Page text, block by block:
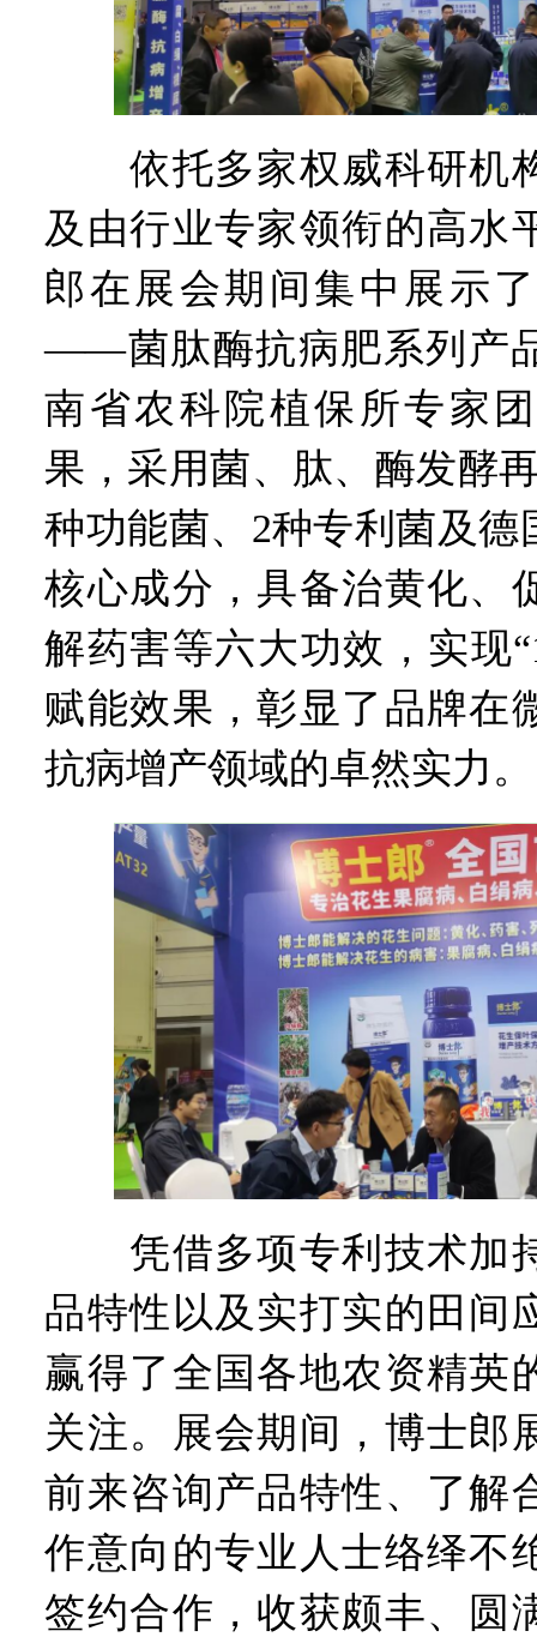
依托多家权威科研机
及由行业专家领衔的高水
郎在展会期间集中展示
——菌肽酶抗病肥系列产
南省农科院植保所专家
果，采用菌、肽、酶发酵
种功能菌、2种专利菌及德
核心成分，具备治黄化、
解药害等六大功效，实现
赋能效果，彰显了品牌在
抗病增产领域的卓然实力。
凭借多项专利技术加
品特性以及实打实的田间
赢得了全国各地农资精英
关注。展会期间，博士郎
前来咨询产品特性、了解
作意向的专业人士络绎不
签约合作，收获颇丰、圆